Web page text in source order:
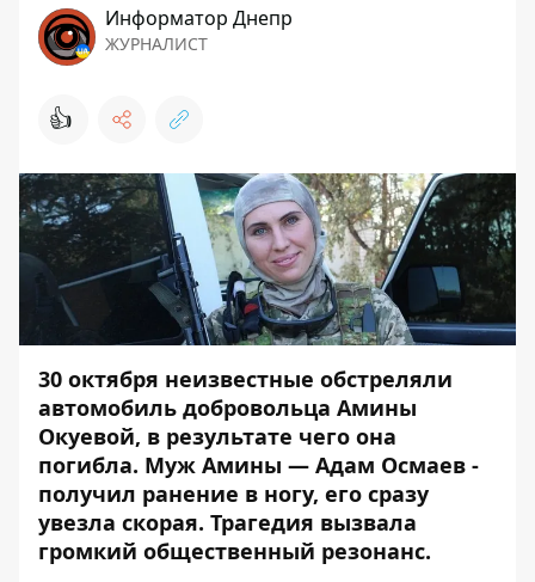
Информатор Днепр
ЖУРНАЛИСТ
👍
30 октября неизвестные обстреляли
автомобиль добровольца Амины
Окуевой, в результате чего она
погибла. Муж Амины — Адам Осмаев -
получил ранение в ногу, его сразу
увезла скорая. Трагедия вызвала
громкий общественный резонанс.